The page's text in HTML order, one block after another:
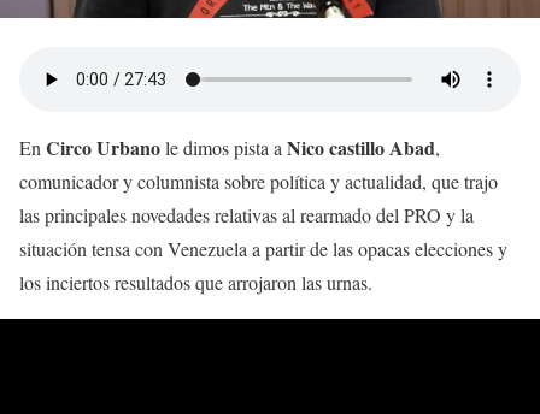
En Circo Urbanole dimos pista a Nico castillo Abad,
comunicador y columnista sobre política y actualidad, que trajo
las principales novedades relativas al rearmado del PRO y la
situación tensa con Venezuela a partir de las opacas elecciones y
los inciertos resultados que arrojaron las urnas.